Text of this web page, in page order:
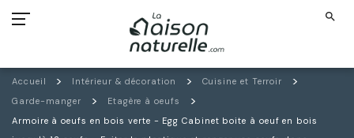
search
Accueil Intérieur & décoration
Cuisine et Terroir
Garde-manger
Etagère à oeufs
Armoire à oeufs en bois verte - Egg Cabinet boite à oeuf en bois